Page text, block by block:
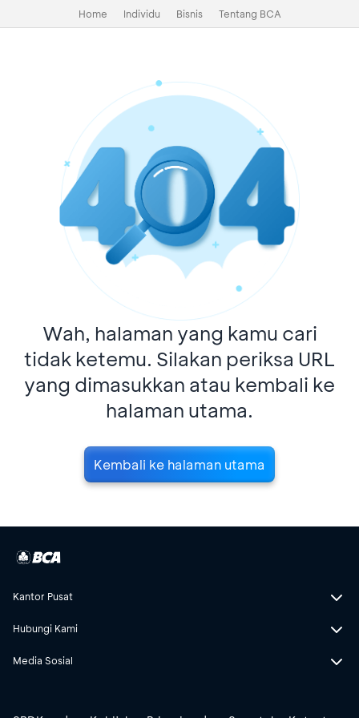
Home Individu Bisnis Tentang BCA
Wah, halaman yang kamu cari
tidak ketemu. Silakan periksa URL
yang dimasukkan atau kembali ke
halaman utama.
Kembali ke halaman utama
Kantor Pusat
Hubungi Kami
Media Sosial